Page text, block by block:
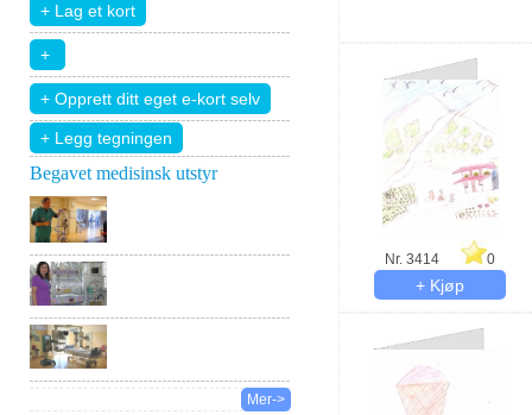
+ Legg tegningen
Begavet medisinsk utstyr
Mer->
Nr. 3414 0